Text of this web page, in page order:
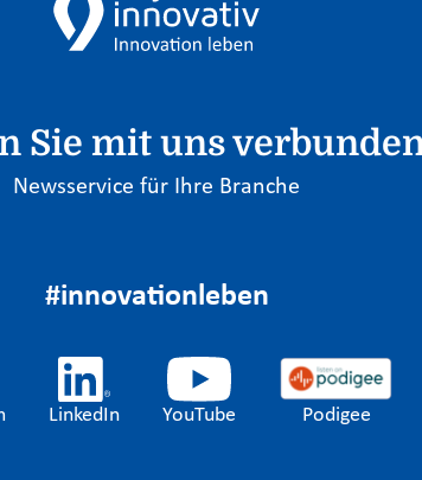
Sie mit uns
Newsservice für Ihre Branche
#innovationleben
LinkedIn YouTube Podigee